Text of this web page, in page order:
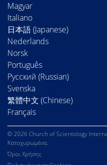
Magyar
Italiano
日本語 (Japanese)
Nederlands
Norsk
Português
Русский (Russian)
Svenska
繁體中文 (Chinese)
Français
© 2026 Church of Scientology
Κατοχυρωμένα.
Όροι Χρήσης